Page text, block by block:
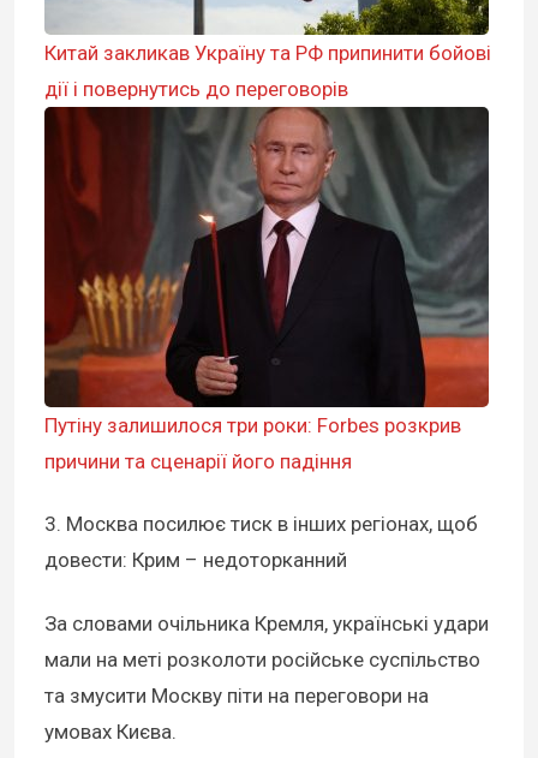
Китай закликав Україну та РФ припинити бойові
дії і повернутись до переговорів
Путіну залишилося три роки: Forbes розкрив
причини та сценарії його падіння
3. Москва посилює тиск в інших регіонах, щоб
довести: Крим – недоторканний
За словами очільника Кремля, українські удари
мали на меті розколоти російське суспільство
та змусити Москву піти на переговори на
умовах Києва.